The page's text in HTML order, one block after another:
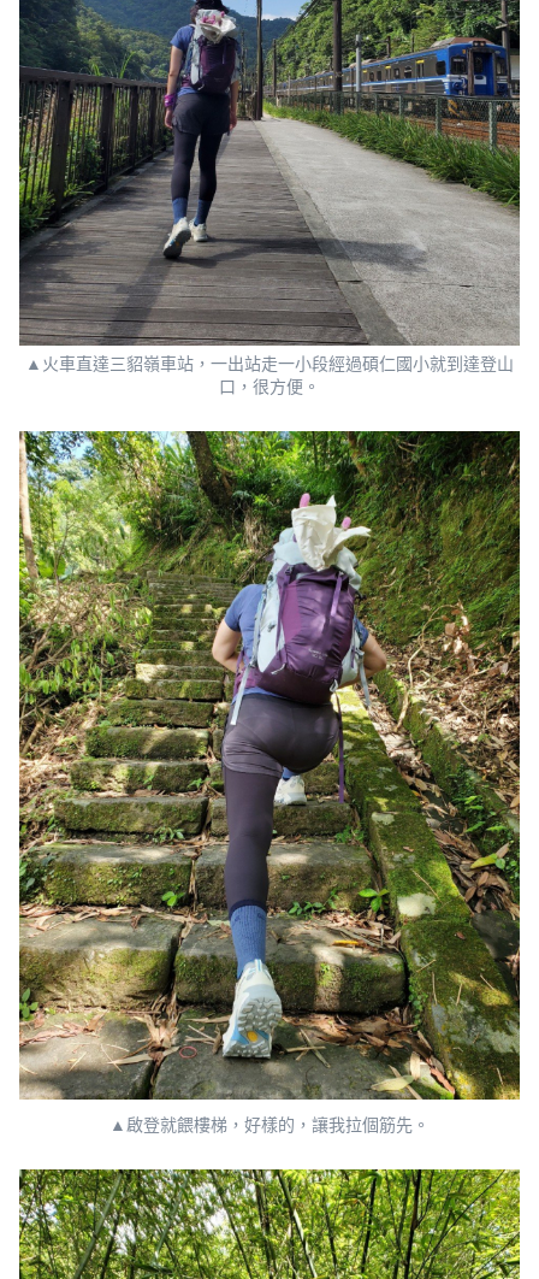
▲火車直達三貂嶺車站，一出站走一小段經過碩仁國小就到達登山
口，很方便。
▲啟登就餵樓梯，好樣的，讓我拉個筋先。